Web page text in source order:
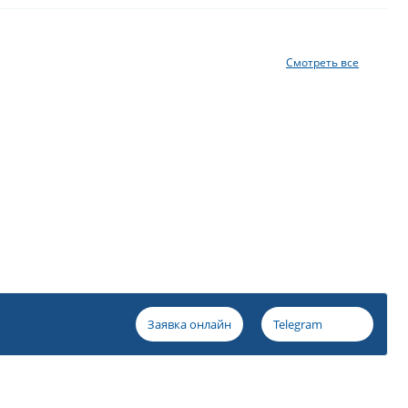
Смотреть все
Заявка онлайн Telegram